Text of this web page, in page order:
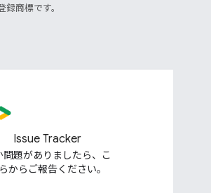
商標です。
Issue Tracker
問題がありましたら、こ
からご報告ください。